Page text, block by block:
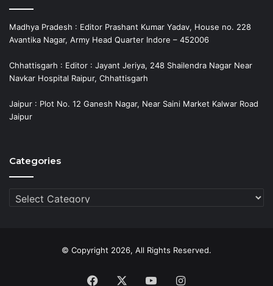
Madhya Pradesh : Editor Prashant Kumar Yadav, House no. 228
Avantika Nagar, Army Head Quarter Indore – 452006
Chhattisgarh : Editor : Jayant Jeriya, 248 Shailendra Nagar Near
Navkar Hospital Raipur, Chhattisgarh
Jaipur : Plot No. 12 Ganesh Nagar, Near Saini Market Kalwar Road
Jaipur
Categories
Categories
© Copyright 2026, All Rights Reserved.
Facebook YouTubeInstagram